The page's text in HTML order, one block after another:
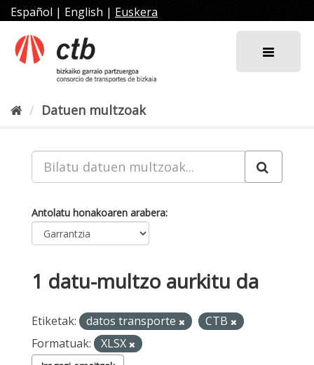
Joan
edukira
Español | English | Euskera
Datuen multzoak
Antolatu honakoaren arabera
1 datu-multzo aurkitu da
Etiketak: datos transporte
CTB
Formatuak:
XLSX